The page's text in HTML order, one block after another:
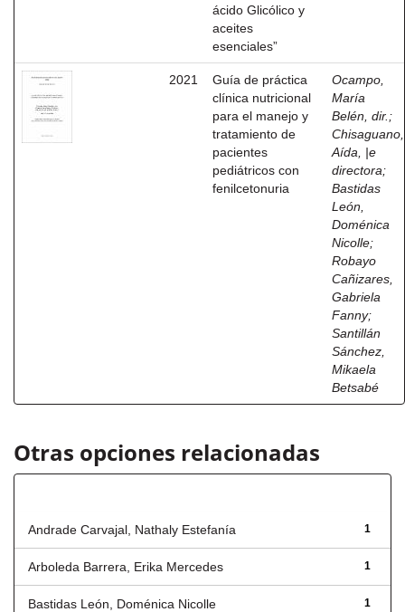
ácido Glicólico y
aceites
esenciales”
2021
Guía de práctica
clínica nutricional
para el manejo y
tratamiento de
pacientes
pediátricos con
fenilcetonuria
Ocampo,
María
Belén, dir. ;
Chisaguano,
Aída, |e
directora;
Bastidas
León,
Doménica
Nicolle;
Robayo
Cañizares,
Gabriela
Fanny;
Santillán
Sánchez,
Mikaela
Betsabé
Otras opciones relacionadas
1
Andrade Carvajal, Nathaly Estefanía
1
Arboleda Barrera, Erika Mercedes
1
Bastidas León, Doménica Nicolle